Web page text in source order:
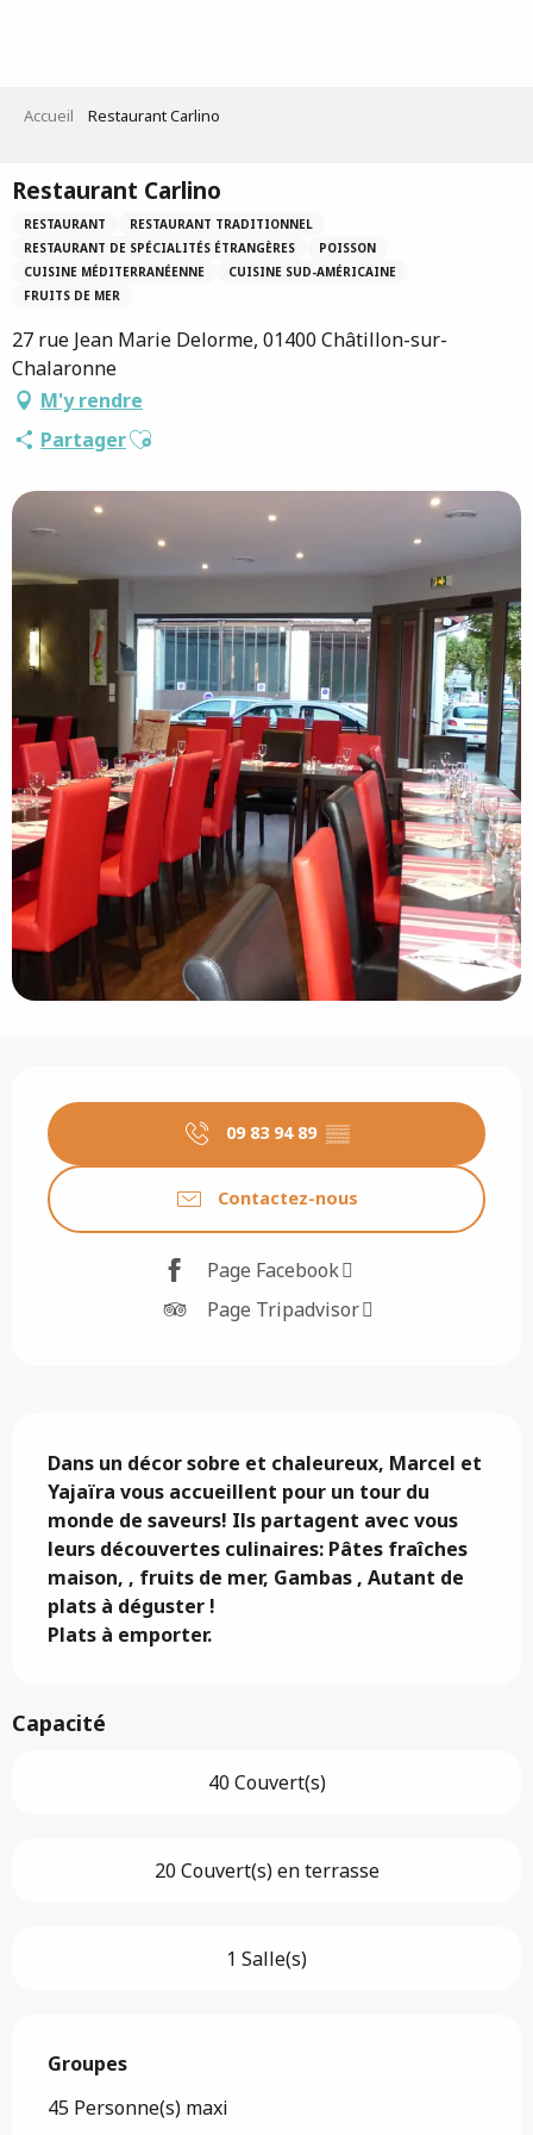
Accueil Restaurant Carlino
Restaurant Carlino
RESTAURANT
RESTAURANT TRADITIONNEL
RESTAURANT DE SPÉCIALITÉS ÉTRANGÈRES
POISSON
CUISINE MÉDITERRANÉENNE
CUISINE SUD-AMÉRICAINE
FRUITS DE MER
27 rue Jean Marie Delorme, 01400 Châtillon-sur-
Chalaronne
M'y rendre
PartagerAjouter aux favoris
09 83 94 89 ▒▒
Contactez-nous
Page Facebook
Page Tripadvisor
Dans un décor sobre et chaleureux, Marcel et
Yajaïra vous accueillent pour un tour du
monde de saveurs! Ils partagent avec vous
leurs découvertes culinaires: Pâtes fraîches
maison, , fruits de mer, Gambas , Autant de
plats à déguster !
Plats à emporter.
Capacité
40 Couvert(s)
20 Couvert(s) en terrasse
1 Salle(s)
Groupes
Groupes
45 Personne(s) maxi